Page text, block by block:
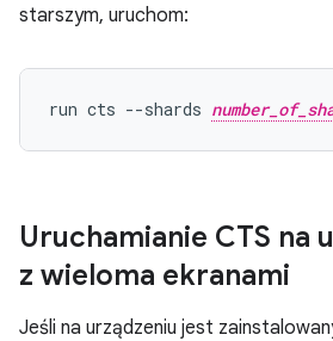
starszym, uruchom:
run cts --shards
Uruchamianie CTS na
z wieloma ekranami
Jeśli na urządzeniu jest